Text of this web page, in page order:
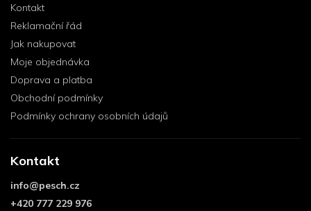
Kontakt
Reklamační řád
Jak nakupovat
Moje objednávka
Doprava a platba
Obchodní podmínky
Podmínky ochrany osobních údajů
Kontakt
info@pesch.cz
+420 777 229 976